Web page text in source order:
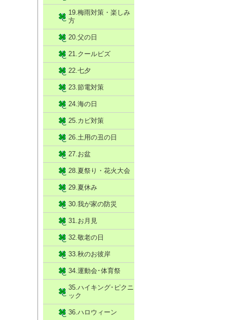
19.梅雨対策・楽しみ
方
20.父の日
21.クールビズ
22.七夕
23.節電対策
24.海の日
25.カビ対策
26.土用の丑の日
27.お盆
28.夏祭り・花火大会
29.夏休み
30.我が家の防災
31.お月見
32.敬老の日
33.秋のお彼岸
34.運動会･体育祭
35.ハイキング･ピクニ
ック
36.ハロウィーン